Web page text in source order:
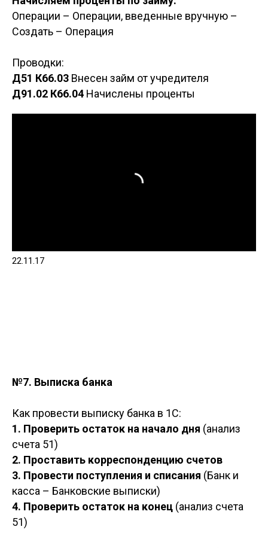
Операции – Операции, введенные вручную –
Создать – Операция
Проводки:
Д51 К66.03 Внесен займ от учредителя
Д91.02 К66.04 Начислены проценты
22.11.17
№7. Выписка банка
Как провести выписку банка в 1С:
1. Проверить остаток на начало дня (анализ
счета 51)
2. Проставить корреспонденцию счетов
3. Провести поступления и списания (Банк и
касса – Банковские выписки)
4. Проверить остаток на конец (анализ счета
51)